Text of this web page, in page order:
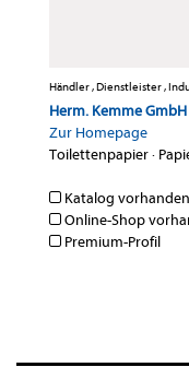
Händler , Dienstleister ,
Herm. Kemme
Zur Homepage
Toilettenpapier·
Katalog vorhanden
Online-Shop
Premium-Profil